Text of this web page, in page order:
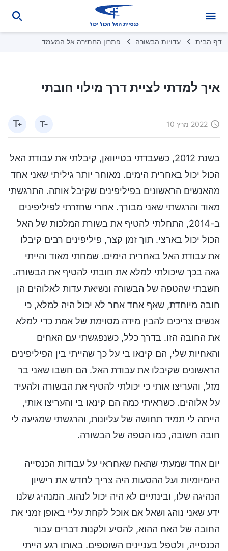
דף הבית עדויות הבשורה פתרון החתירה אל המעמד
איך למדתי לציית דרך מילוי חובתי
2022 מרץ 10
בשנת 2012, כשעבדתי בטייוואן, קיבלתי את עבודת האל
הכול יכול באחרית הימים. מאוחר יותר גיליתי שאני אחד
מהאנשים הראשונים בפיליפינים שקיבל אותה. התרגשתי
מאוד והרגשתי שאני מבורך. אחרי שחזרתי לפיליפינים
ב-2014, התחלתי להטיף את בשורת המלכות של האל
הכול יכול בארצי. תוך זמן קצר, פיליפינים רבים קיבלו
את עבודת האל באחרית הימים. שמחתי מאוד והייתי
גאה בכך שיכולתי למלא את חובתי להטיף את הבשורה.
חשבתי שהטפה של הבשורה ונשיאת עדות לאלוהים הן
חובה מיוחדת, שאף אחד אחר לא יכול היה למלא, כי
אנשים צריכים להבין מידה מסוימת של אמת כדי למלא
את החובה הזו. בדרך כלל, כשנפגשתי עם האחים
והאחיות שלי, הם קינאו בי על כך שהייתי בין הפיליפינים
הראשונים שקיבלו את עבודת האל. הם חשבו שאני בר
מזל, והעריצו אותי כי יכולתי להטיף את הבשורה ולהעיד
על אלוהים. כשראיתי כמה הם קינאו בי והעריצו אותי,
הייתה לי תמיד תחושה של עליונות, והרגשתי שמגיעה לי
חובה חשובה, כמו הטפה של הבשורה.
יום אחד שמעתי שהאח שאחראי על עבודות הכנסייה
היומיומיות ועל ההסעות היה צריך לחדש את רישיון
הנהיגה שלו, ובינתיים לא היה יכול לנהוג. המנהיג שלנו
ידע שאני נוהג ושאל אם אוכל לקחת עליי באופן זמני את
החובה של האח ההוא, להסיע ולקנות דברים עבור
הכנסייה, ולטפל בעניינים השוטפים. באותו רגע הייתי